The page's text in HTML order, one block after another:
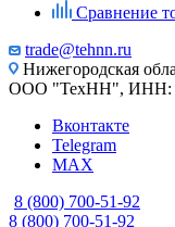
Сравнение
trade@tehnn.ru
Нижегородская
ООО "ТехНН", ИНН:
Вконтакте
Telegram
MAX
8 (800) 700-51-92
8 (800) 700-51-92